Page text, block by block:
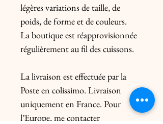
légères variations de taille, de
poids, de forme et de couleurs.
La boutique est réapprovisionnée
régulièrement au fil des cuissons.
La livraison est effectuée par la
Poste en colissimo. Livraison
uniquement en France. Pour
l’Europe, me contacter